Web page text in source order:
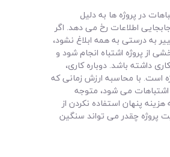
در پروژه ها به دلیل
اطلاعات رخ می دهد. اگر
به درستی به همه ابلاغ نشود،
از پروژه اشتباه انجام شود و
داشته باشد. دوباره کاری،
است. با محاسبه ارزش زمانی که
می شود، متوجه
پنهان استفاده نکردن از
پروژه چقدر می تواند سنگین